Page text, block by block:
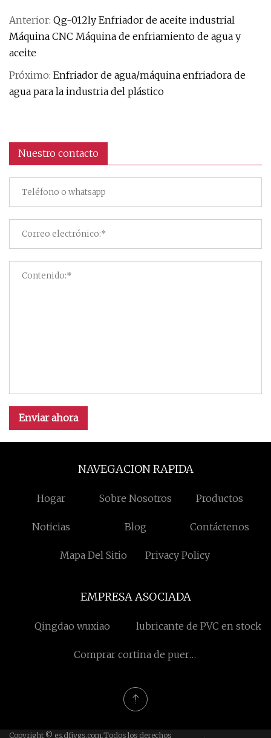
Anterior: Qg-012ly Enfriador de aceite industrial
Máquina CNC Máquina de enfriamiento de agua y
aceite
Próximo: Enfriador de agua/máquina enfriadora de
agua para la industria del plástico
Nuestro contacto
Enviar ahora
NAVEGACION RAPIDA
Hogar Sobre Nosotros Productos
Noticias Blog Contáctenos
Mapa Del Sitio Privacy Policy
EMPRESA ASOCIADA
Qingdao wuxiao lubricante de PVC en stock
Comprar cortina de puerta
magnético
Copyright © es.dfjygs.com,Todos los derechos